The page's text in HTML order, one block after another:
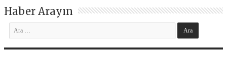
Haber Arayın